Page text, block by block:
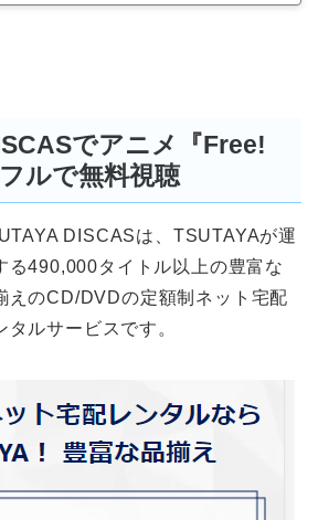
でアニメ『Free!
ルで無料視聴
DISCASは、TSUTAYAが運
る490,000タイトル以上の豊富な
えのCD/DVDの定額制ネット宅配
タルサービスです。